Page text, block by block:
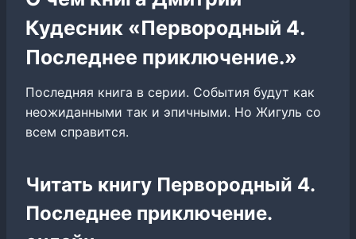
Кудесник «Первородный 4.
Последнее приключение.»
Последняя книга в серии. События будут как
неожиданными так и эпичными. Но Жигуль со
всем справится.
Читать книгу Первородный 4.
Последнее приключение.